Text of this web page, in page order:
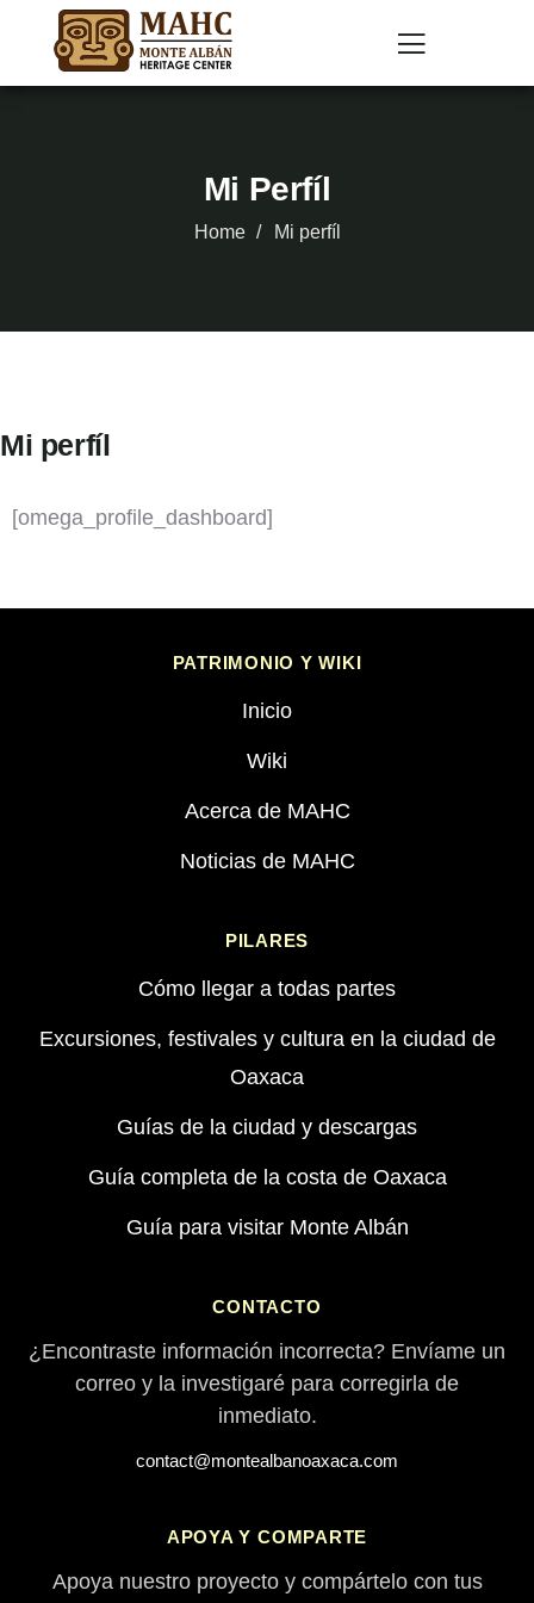
Mi Perfíl
Home Mi perfíl
Mi perfíl
[omega_profile_dashboard]
PATRIMONIO Y WIKI
Inicio
Wiki
Acerca de MAHC
Noticias de MAHC
PILARES
Cómo llegar a todas partes
Excursiones, festivales y cultura en la ciudad de
Oaxaca
Guías de la ciudad y descargas
Guía completa de la costa de Oaxaca
Guía para visitar Monte Albán
CONTACTO
¿Encontraste información incorrecta? Envíame un
correo y la investigaré para corregirla de
inmediato.
contact@montealbanoaxaca.com
APOYA Y COMPARTE
Apoya nuestro proyecto y compártelo con tus